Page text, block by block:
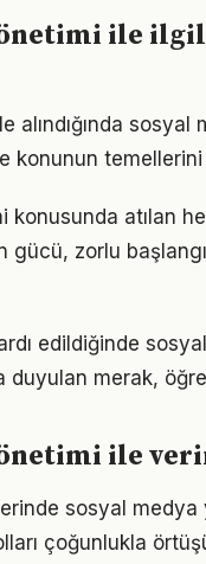
ile
alındığında
konunun
atılan
gücü, zorlu
edildiğinde
duyulan merak,
ile
sosyal
çoğunlukla